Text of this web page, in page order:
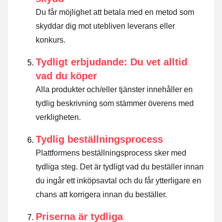
Du får möjlighet att betala med en metod som
skyddar dig mot utebliven leverans eller
konkurs.
Tydligt erbjudande: Du vet alltid
vad du köper
Alla produkter och/eller tjänster innehåller en
tydlig beskrivning som stämmer överens med
verkligheten.
Tydlig beställningsprocess
Plattformens beställningsprocess sker med
tydliga steg. Det är tydligt vad du beställer innan
du ingår ett inköpsavtal och du får ytterligare en
chans att korrigera innan du beställer.
Priserna är tydliga